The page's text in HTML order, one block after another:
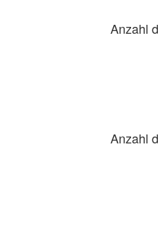
Anzahl
Anzahl